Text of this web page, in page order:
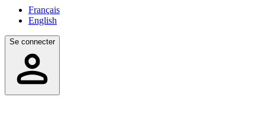
Français
English
Se connecter